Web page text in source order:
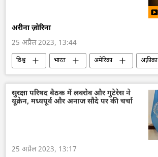
अरीना ज़ोरिना
25 अप्रैल 2023, 13:44
विश्व भारत अमेरिका
अफ़्रीका
दक्षिण एशिया
मलेरिया
सुरक्षा परिषद बैठक में लवरोव और गुटेरेस ने
यूक्रेन, मध्यपूर्व और अनाज सौदे पर की चर्चा
25 अप्रैल 2023, 13:17